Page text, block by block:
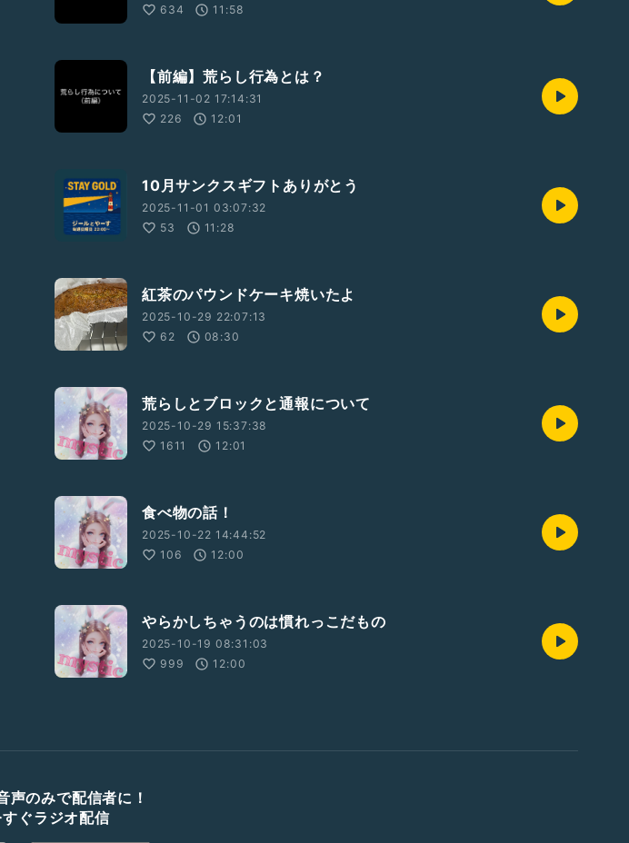
634
11:58
【前編】荒らし行為とは？
2025-11-02 17:14:31
226
12:01
10月サンクスギフトありがとう
2025-11-01 03:07:32
53
11:28
紅茶のパウンドケーキ焼いたよ
2025-10-29 22:07:13
62
08:30
荒らしとブロックと通報について
2025-10-29 15:37:38
1611
12:01
食べ物の話！
2025-10-22 14:44:52
106
12:00
やらかしちゃうのは慣れっこだもの
2025-10-19 08:31:03
999
12:00
声のみで配信者に！
ぐラジオ配信